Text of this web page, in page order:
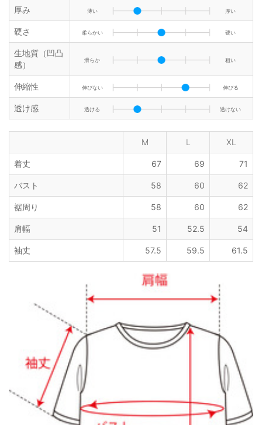
厚み 薄い 厚い
硬さ 柔らかい 硬い
生地質（凹凸
感）
滑らか 粗い
伸縮性 伸びない 伸びる
透け感 透ける 透けない
M L XL
着丈 67 69 71
バスト 58 60 62
裾周り 58 60 62
肩幅 51 52.5 54
袖丈 57.5 59.5 61.5